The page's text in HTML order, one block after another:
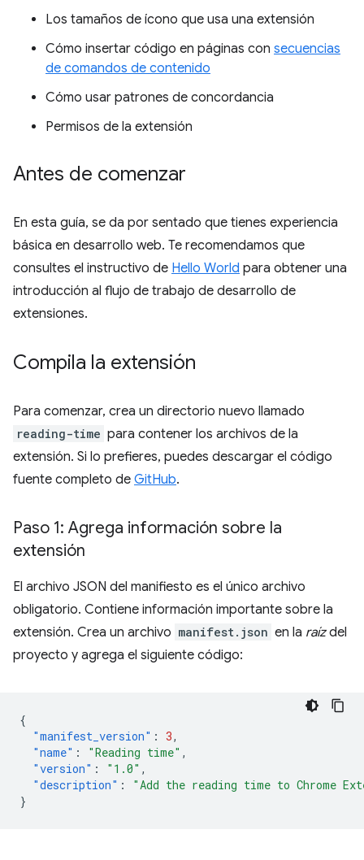
Los tamaños de ícono que usa una extensión
Cómo insertar código en páginas con secuencias
de comandos de contenido
Cómo usar patrones de concordancia
Permisos de la extensión
Antes de comenzar
En esta guía, se da por sentado que tienes experiencia
básica en desarrollo web. Te recomendamos que
consultes el instructivo de Hello World para obtener una
introducción al flujo de trabajo de desarrollo de
extensiones.
Compila la extensión
Para comenzar, crea un directorio nuevo llamado
reading-time para contener los archivos de la
extensión. Si lo prefieres, puedes descargar el código
fuente completo de GitHub.
Paso 1: Agrega información sobre la
extensión
El archivo JSON del manifiesto es el único archivo
obligatorio. Contiene información importante sobre la
extensión. Crea un archivo manifest.json en la raízdel
proyecto y agrega el siguiente código:
{
"manifest_version" : 3,
"name" : "Reading time" ,
"version" : "1.0" ,
"description" :
"Add the reading time to Chrome
}